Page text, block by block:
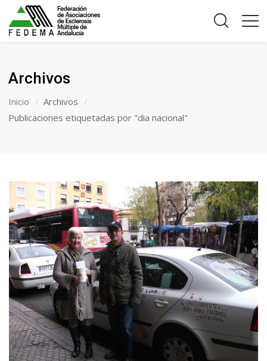
Archivos
Inicio
Archivos
Publicaciones etiquetadas por "dia nacional"